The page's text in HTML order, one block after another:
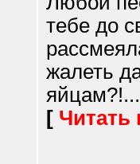
тебе до
жалеть
[ Читать